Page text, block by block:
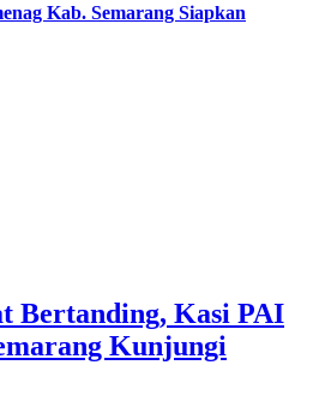
Kab. Semarang Siapkan
Bertanding, Kasi PAI
Kunjungi